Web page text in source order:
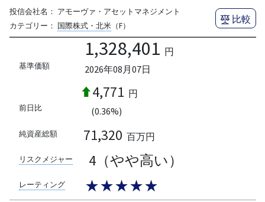
投信会社名： アモーヴァ・アセットマネジメント
カテゴリー： 国際株式・北米（F）
比較
基準価額
1,328,401 円
2026年08月07日
前日比
4,771 円
(0.36%)
純資産総額 71,320 百万円
リスクメジャー 4（やや高い）
レーティング ★★★★★